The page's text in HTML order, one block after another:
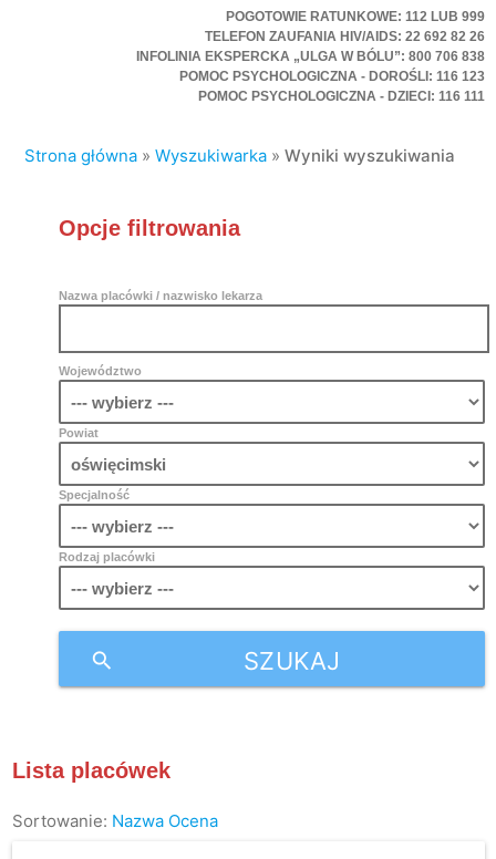
POGOTOWIE RATUNKOWE: 112 LUB 999
TELEFON ZAUFANIA HIV/AIDS: 22 692 82 26
INFOLINIA EKSPERCKA „ULGA W BÓLU”: 800 706 838
POMOC PSYCHOLOGICZNA - DOROŚLI: 116 123
POMOC PSYCHOLOGICZNA - DZIECI: 116 111
Strona główna »Wyszukiwarka »Wyniki wyszukiwania
Opcje filtrowania
Nazwa placówki / nazwisko lekarza
Województwo
Powiat
Specjalność
Rodzaj placówki
SZUKAJ
search
Lista placówek
Sortowanie: Nazwa Ocena